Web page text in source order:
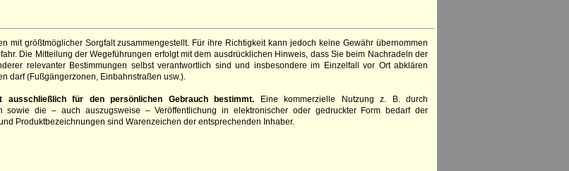
mit größtmöglicher Sorgfalt zusammengestellt. Für ihre Richtigkeit kann jedoch keine Gewähr übernommen
Die Mitteilung der Wegeführungen erfolgt mit dem ausdrücklichen Hinweis, dass Sie beim Nachradeln der
relevanter Bestimmungen selbst verantwortlich sind und insbesondere im Einzelfall vor Ort abklären
darf (Fußgängerzonen, Einbahnstraßen usw.).
für den persönlichen Gebrauch bestimmt. Eine kommerzielle Nutzung z. B. durch
sowie die – auch auszugsweise – Veröffentlichung in elektronischer oder gedruckter Form bedarf der
Produktbezeichnungen sind Warenzeichen der entsprechenden Inhaber.